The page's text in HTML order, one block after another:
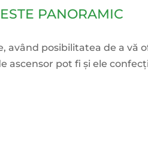
PANORAMIC
având posibilitatea de a vă
ascensor pot fi și ele